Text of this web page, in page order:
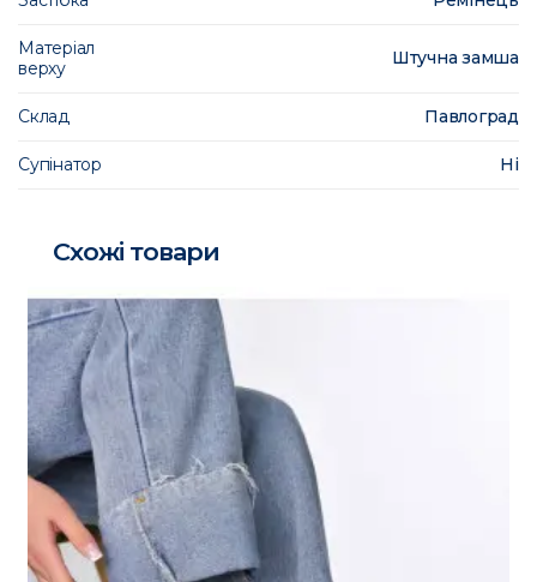
Матеріал
верху
Штучна замша
Склад Павлоград
Супінатор Ні
Схожі товари